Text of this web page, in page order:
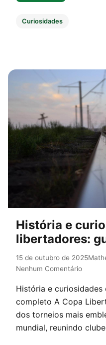
Curiosidades
História e
libertadores:
15 de outubro de 2025
Nenhum Comentário
História e
completo A Copa
dos torneios mais
mundial, reunindo